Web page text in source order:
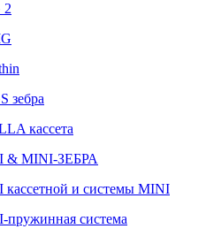
2
зебра
кассета
& MINI-ЗЕБРА
и системы MINI
система